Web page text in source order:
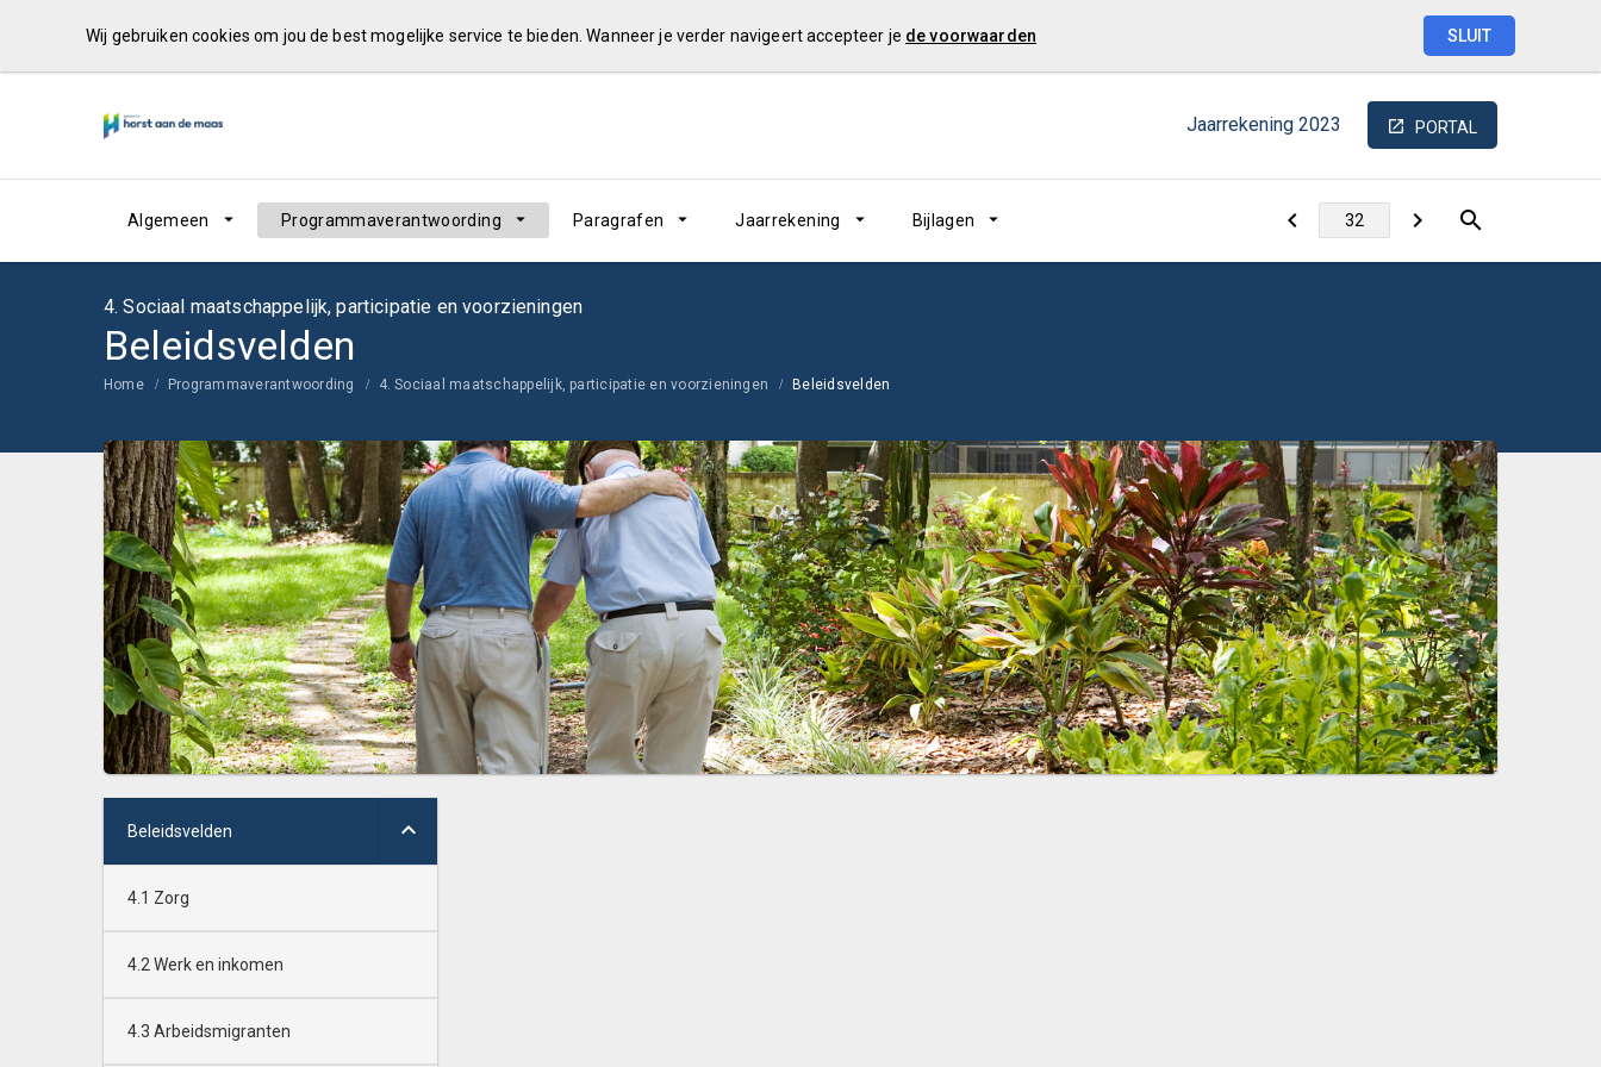
Wij gebruiken cookies om jou de best mogelijke service te bieden. Wanneer je verder navigeert accepteer je de voorwaarden SLUIT
Jaarrekening 2023 PORTAL
Algemeen Programmaverantwoording Paragrafen Jaarrekening Bijlagen
4. Sociaal maatschappelijk, participatie en voorzieningen
Beleidsvelden
Home Programmaverantwoording 4. Sociaal maatschappelijk, participatie en voorzieningen Beleidsvelden
Beleidsvelden
4.1 Zorg
4.2 Werk en inkomen
4.3 Arbeidsmigranten